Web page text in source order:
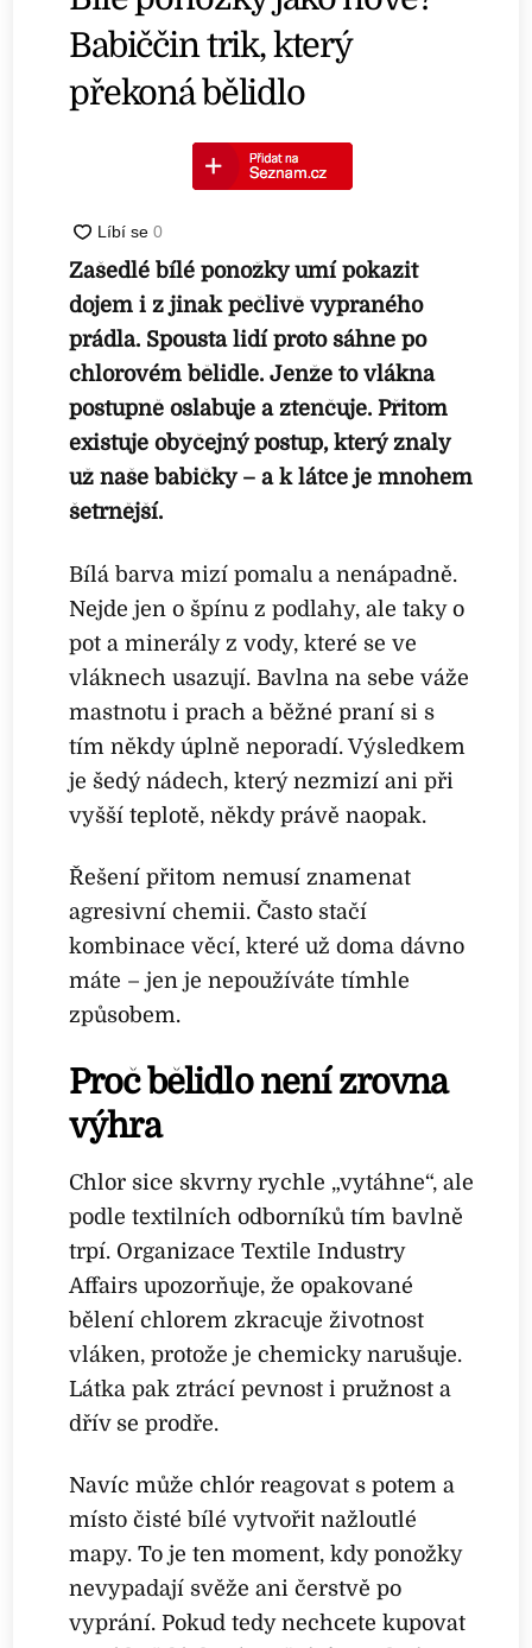
Babiččin trik, který
překoná bělidlo
Zašedlé bílé ponožky umí pokazit
dojem i z jinak pečlivě vypraného
prádla. Spousta lidí proto sáhne po
chlorovém bělidle. Jenže to vlákna
postupně oslabuje a ztenčuje. Přitom
existuje obyčejný postup, který znaly
už naše babičky – a k látce je mnohem
šetrnější.
Bílá barva mizí pomalu a nenápadně.
Nejde jen o špínu z podlahy, ale taky o
pot a minerály z vody, které se ve
vláknech usazují. Bavlna na sebe váže
mastnotu i prach a běžné praní si s
tím někdy úplně neporadí. Výsledkem
je šedý nádech, který nezmizí ani při
vyšší teplotě, někdy právě naopak.
Řešení přitom nemusí znamenat
agresivní chemii. Často stačí
kombinace věcí, které už doma dávno
máte – jen je nepoužíváte tímhle
způsobem.
Proč bělidlo není zrovna
výhra
Chlor sice skvrny rychle „vytáhne“, ale
podle textilních odborníků tím bavlně
trpí. Organizace Textile Industry
Affairs upozorňuje, že opakované
bělení chlorem zkracuje životnost
vláken, protože je chemicky narušuje.
Látka pak ztrácí pevnost i pružnost a
dřív se prodře.
Navíc může chlór reagovat s potem a
místo čisté bílé vytvořit nažloutlé
mapy. To je ten moment, kdy ponožky
nevypadají svěže ani čerstvě po
vyprání. Pokud tedy nechcete kupovat